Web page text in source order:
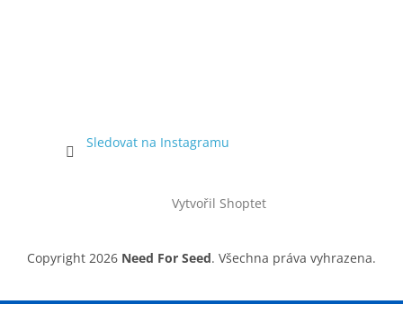
Sledovat na Instagramu
Vytvořil Shoptet
Copyright 2026 Need For Seed. Všechna práva vyhrazena.